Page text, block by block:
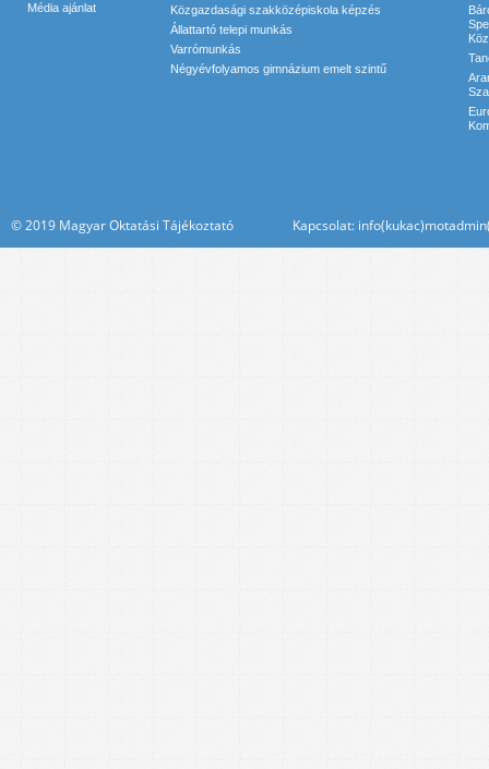
Média ajánlat
Közgazdasági szakközépiskola képzés
Állattartó telepi munkás
Varrómunkás
Négyévfolyamos gimnázium emelt szintű
© 2019 Magyar Oktatási Tájékoztató Kapcsolat: